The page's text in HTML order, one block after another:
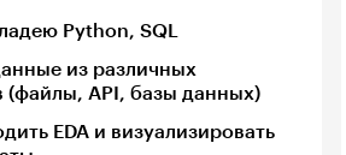
Python, SQL
из различных
(файлы, API, базы данных)
EDA и визуализировать